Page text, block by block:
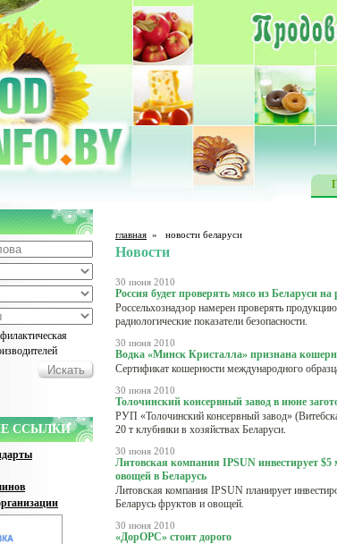
ССЫЛКИ
главная » новости беларуси
Новости
30 июня 2010
Россия будет проверять мясо из Беларуси на
Россельхознадзор намерен проверять
радиологические показатели безопасности.
30 июня 2010
Водка «Минск Кристалла» признана
Сертификат кошерности международного
30 июня 2010
Толочинский консервный завод в июне
РУП «Толочинский консервный завод»
20 т клубники в хозяйствах Беларуси.
30 июня 2010
Литовская компания IPSUN инвестирует
овощей в Беларусь
Литовская компания IPSUN планирует
Беларусь фруктов и овощей.
30 июня 2010
«ДорОРС» стоит дорого